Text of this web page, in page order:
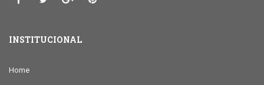
INSTITUCIONAL
Home